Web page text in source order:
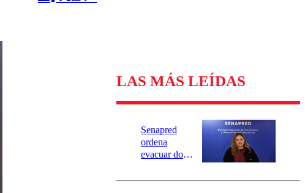
LAS MÁS LEÍDAS
Senapred
ordena
evacuar dos
Carahue por